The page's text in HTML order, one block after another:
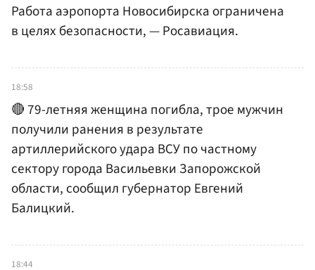
Работа аэропорта Новосибирска ограничена
в целях безопасности, — Росавиация.
18:58
🔴 79-летняя женщина погибла, трое мужчин
получили ранения в результате
артиллерийского удара ВСУ по частному
сектору города Васильевки Запорожской
области, сообщил губернатор Евгений
Балицкий.
18:44